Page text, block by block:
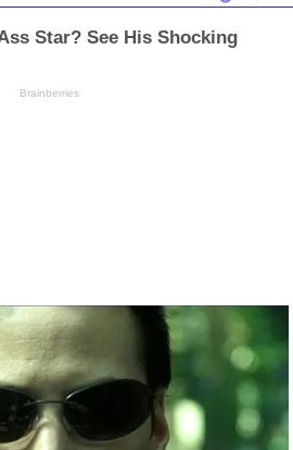
Star? See His Shocking
Brainberries